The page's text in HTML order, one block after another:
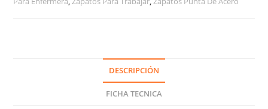
DESCRIPCIÓN
FICHA TECNICA